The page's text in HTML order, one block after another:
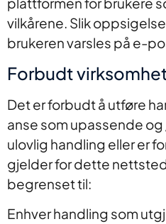
vilkårene. Slik
brukeren varsles på e-
Forbudt
Det er forbudt å utføre
anse som upassende
ulovlig handling eller er
gjelder for dette
begrenset til:
Enhver handling som